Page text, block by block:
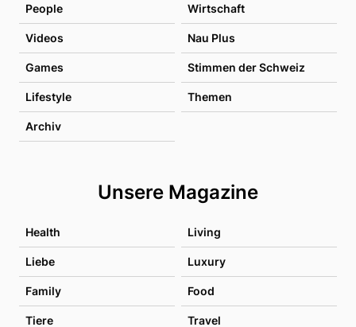
People Wirtschaft
Videos Nau Plus
Games Stimmen der Schweiz
Lifestyle Themen
Archiv
Unsere Magazine
Health Living
Liebe Luxury
Family Food
Tiere Travel